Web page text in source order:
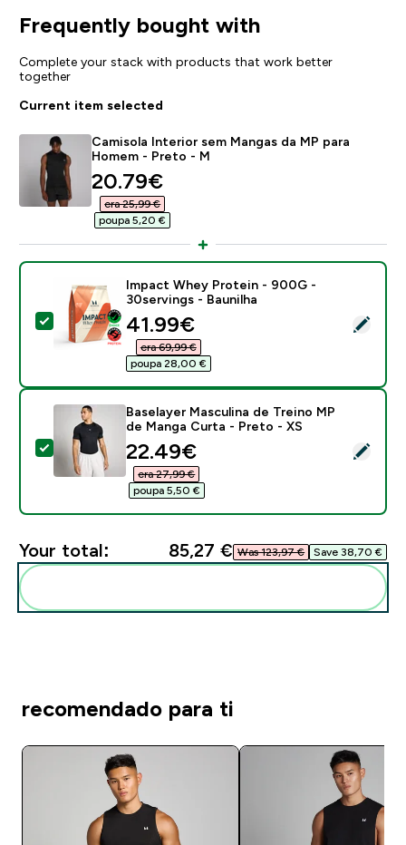
Frequently bought with
Complete your stack with products that work better
together
Current item selected
Camisola Interior sem Mangas da MP para
Homem - Preto - M
discounted price
20.79€‎
era 25,99 €‎
poupa 5,20 €‎
Select this product - Impact Whey Protein - 900G -
Impact Whey Protein - 900G -
30servings - Baunilha
discounted price
41.99€‎
era 69,99 €‎
poupa 28,00 €‎
Select this product - Baselayer Masculina de Treino
Baselayer Masculina de Treino MP
de Manga Curta - Preto - XS
discounted price
22.49€‎
era 27,99 €‎
poupa 5,50 €‎
Your total: 85,27 €‎ Was 123,97 €‎ Save 38,70 €‎
recomendado para ti